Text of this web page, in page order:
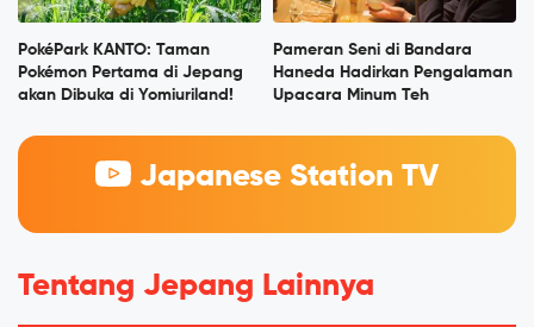
PokéPark KANTO: Taman
Pokémon Pertama di Jepang
akan Dibuka di Yomiuriland!
Pameran Seni di Bandara
Haneda Hadirkan Pengalaman
Upacara Minum Teh
Japanese Station TV
Tentang Jepang Lainnya